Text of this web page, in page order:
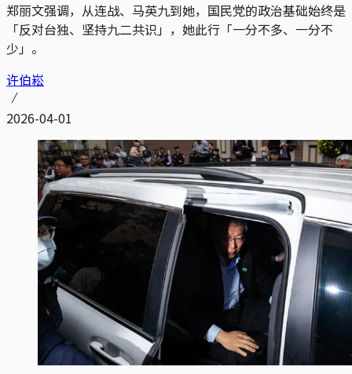
郑丽文强调，从连战、马英九到她，国民党的政治基础始终是
「反对台独、坚持九二共识」，她此行「一分不多、一分不
少」。
许伯崧
2026-04-01